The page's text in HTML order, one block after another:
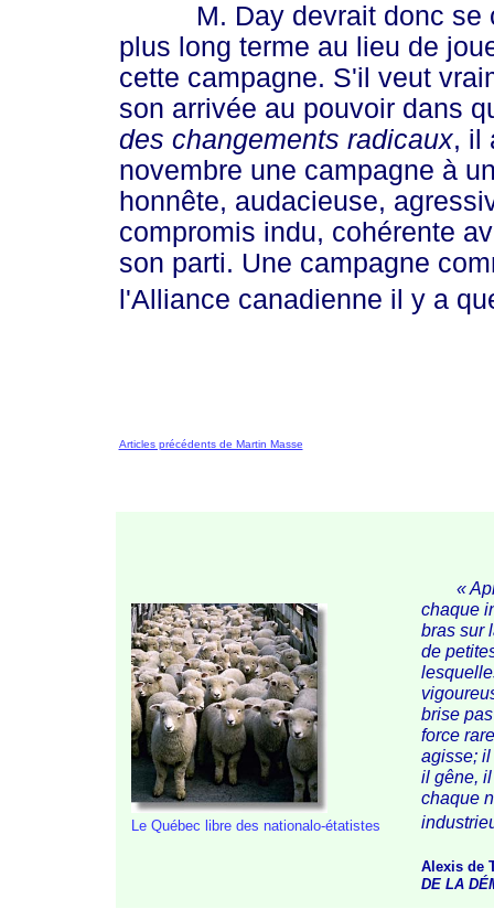
M. Day devrait donc se
plus long terme au lieu de
cette campagne. S'il veut
son arrivée au pouvoir dans
des changements radicaux, il
novembre une campagne à
honnête, audacieuse,
compromis indu, cohérente
son parti. Une campagne
l'Alliance canadienne il y a
Articles précédents de Martin Masse
Le Québec libre des nationalo-étatistes
«
chaque
bras sur
de
brise
force
agisse; il
il gêne,
chaque
Alexis de
DE LA